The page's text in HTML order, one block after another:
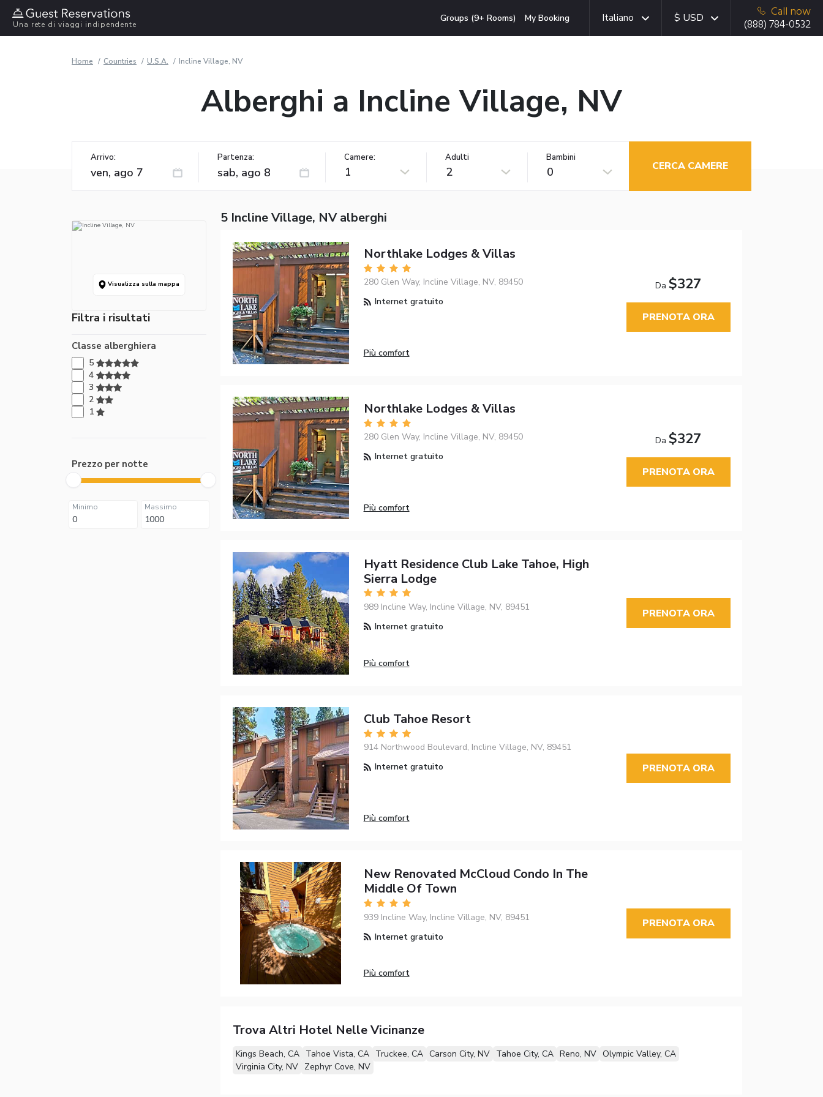
Una rete di viaggi indipendente
Groups (9+ Rooms) My Booking Italiano $ USD
Call now
(888) 784-0532
Home Countries U.S.A. Incline Village, NV
Alberghi a Incline Village, NV
Arrivo: Partenza: Camere:
1
Adulti
2
Bambini
0 CERCA CAMERE
Visualizza sulla mappa
Filtra i risultati
Classe alberghiera
5
4
3
2
1
Prezzo per notte
Minimo Massimo
5 Incline Village, NV alberghi
Northlake Lodges & Villas
280 Glen Way, Incline Village, NV, 89450
Internet gratuito
Più comfort
Da$327
PRENOTA ORA
Northlake Lodges & Villas
280 Glen Way, Incline Village, NV, 89450
Internet gratuito
Più comfort
Da$327
PRENOTA ORA
Hyatt Residence Club Lake Tahoe, High
Sierra Lodge
989 Incline Way, Incline Village, NV, 89451
Internet gratuito
Più comfort
PRENOTA ORA
Club Tahoe Resort
914 Northwood Boulevard, Incline Village, NV, 89451
Internet gratuito
Più comfort
PRENOTA ORA
New Renovated McCloud Condo In The
Middle Of Town
939 Incline Way, Incline Village, NV, 89451
Internet gratuito
Più comfort
PRENOTA ORA
Trova Altri Hotel Nelle Vicinanze
Kings Beach, CA Tahoe Vista, CA Truckee, CA Carson City, NV Tahoe City, CA Reno, NV Olympic Valley, CA
Virginia City, NV
Zephyr Cove, NV